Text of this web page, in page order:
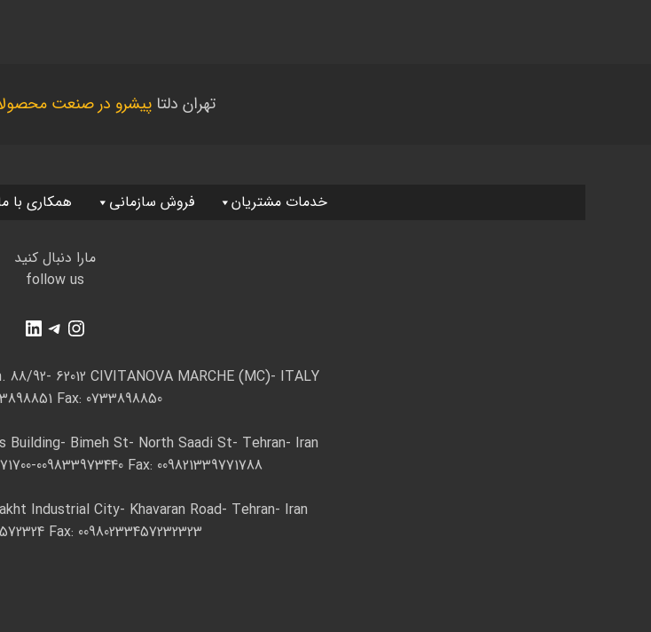
تهران دلتا پیشرو در صنعت
خدمات مشتریان فروش سازمانی همکاری با
مارا دنبال کنید
follow us
92- 62012 CIVITANOVA MARCHE (MC)- ITALY
Fax: 0733898850
Building- Bimeh St- North Saadi St- Tehran- Iran
009833973440 Fax: 009821339771788
Industrial City- Khavaran Road- Tehran- Iran
Fax: 00980233457232323